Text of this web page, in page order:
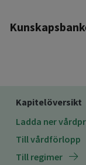
Kapitelöversikt
Ladda ner
Till vårdförlopp
Till regimer